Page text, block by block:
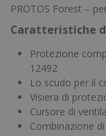
PROTOS Forest –
Caratteristiche
Protezione
12492
Lo scudo per il
Visiera di
Cursore di
Combinazione